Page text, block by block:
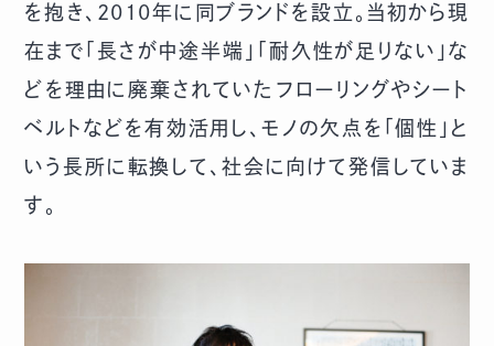
を抱き、2010年に同ブランドを設立。当初から現
在まで「長さが中途半端」「耐久性が足りない」な
どを理由に廃棄されていたフローリングやシート
ベルトなどを有効活用し、モノの欠点を「個性」と
いう長所に転換して、社会に向けて発信していま
す。